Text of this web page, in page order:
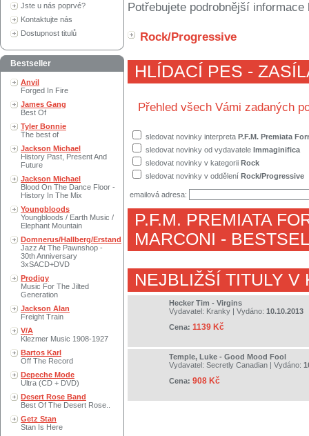
Jste u nás poprvé?
Kontaktujte nás
Dostupnost titulů
Bestseller
Anvil
Forged In Fire
James Gang
Best Of
Tyler Bonnie
The best of
Jackson Michael
History Past, Present And
Future
Jackson Michael
Blood On The Dance Floor -
History In The Mix
Youngbloods
Youngbloods / Earth Music /
Elephant Mountain
Domnerus/Hallberg/Erstand
Jazz At The Pawnshop -
30th Anniversary
3xSACD+DVD
Prodigy
Music For The Jilted
Generation
Jackson Alan
Freight Train
V/A
Klezmer Music 1908-1927
Bartos Karl
Off The Record
Depeche Mode
Ultra (CD + DVD)
Desert Rose Band
Best Of The Desert Rose..
Getz Stan
Stan Is Here
Potřebujete podrobnější
Rock/Progressive
HLÍDACÍ PES -
Přehled všech Vámi zadaných
sledovat novinky interpreta P.F.M. Premiata
sledovat novinky od vydavatele Immaginifica
sledovat novinky v kategorii Rock
sledovat novinky v oddělení Rock/Progressive
emailová adresa:
P.F.M. PREMIATA
MARCONI -
NEJBLIŽŠÍ TITULY V
Hecker Tim - Virgins
Vydavatel: Kranky | Vydáno: 10.10.2013
Cena: 1139 Kč
Temple, Luke - Good Mood Fool
Vydavatel: Secretly Canadian | Vydáno:
Cena: 908 Kč